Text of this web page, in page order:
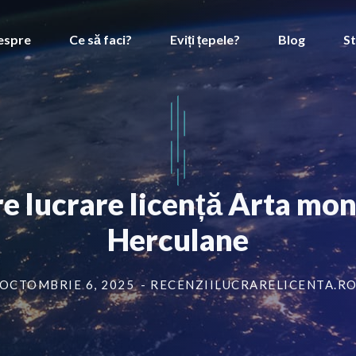
Ce să faci? Eviți țepele? Blog
lucrare licență Arta
Herculane
OCTOMBRIE 6, 2025 -